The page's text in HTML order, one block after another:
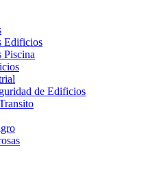
Edificios
Piscina
de Edificios